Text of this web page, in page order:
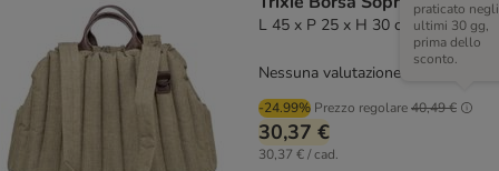
L 45 x P 25 x H 30 cm
-24.99% Prezzo regolare40,49 €
praticato negli
ultimi 30 gg,
prima dello
sconto.
30,37 €
30,37 € / cad.
Nessuna valutazione